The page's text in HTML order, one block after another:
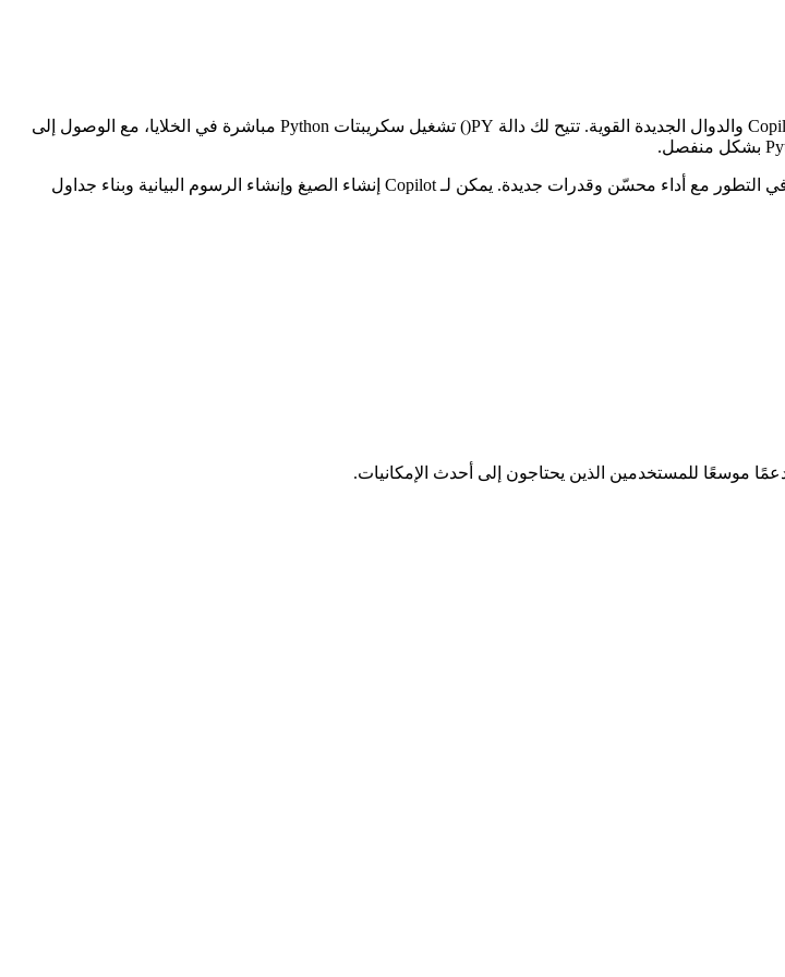
يمثل Microsoft Excel 2025 قفزة كبيرة للأمام في برامج جداول البيانات مع تكامل Python و Copilot AI والدوال الجديدة القوية. تتيح لك دالة PY() تشغيل سكريبتات Python مباشرة في الخلايا، مع الوصول إلى
تبسط دوال جديدة مثل GROUPBY و PIVOTBY تجميع البيانات. تستمر المصفوفات الديناميكية في التطور مع أداء محسّن وقدرات جديدة. يمكن لـ Copilot إنشاء الصيغ وإنشاء الرسوم البيانية وبناء جداول